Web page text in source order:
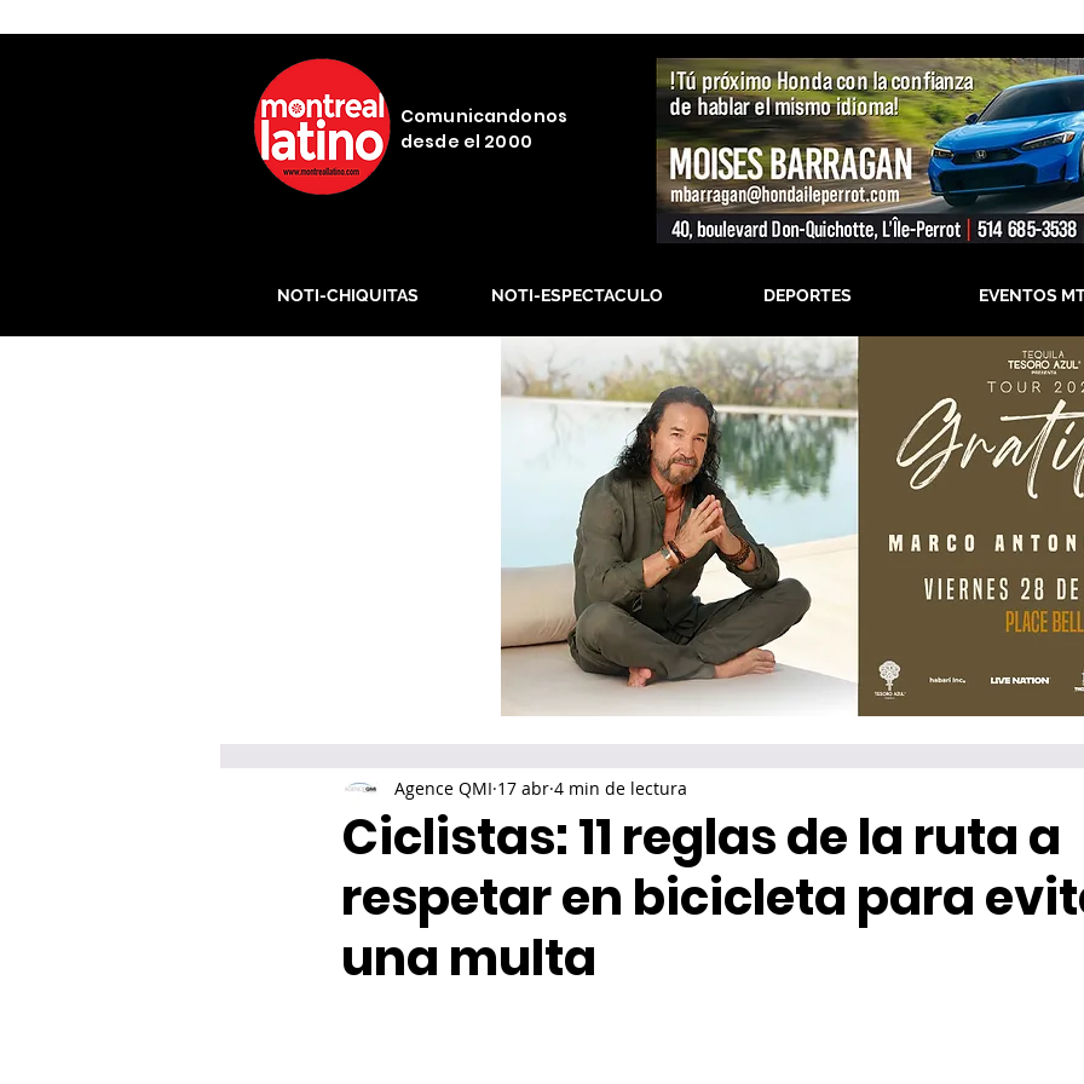
Comunicandonos
desde el 2000
NOTI-CHIQUITAS NOTI-ESPECTACULO DEPORTES EVENTOS
Ciclistas: 11 reglas de la ruta a
respetar en bicicleta para
una multa
Agence QMI 17 abr 4 min de lectura